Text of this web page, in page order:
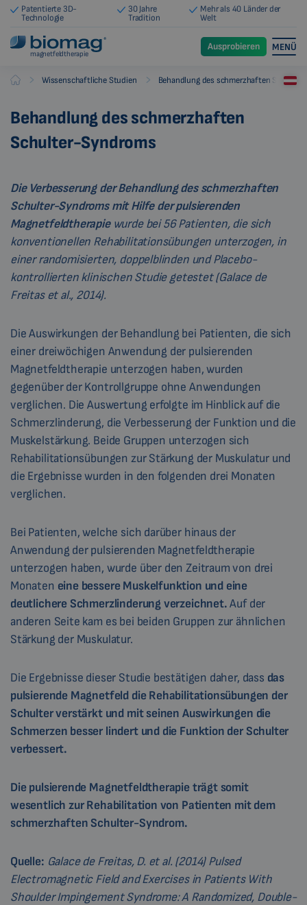
Patentierte 3D-
Technologie
30 Jahre
Tradition
Mehr als 40 Länder der
Welt
magnetfeldtherapie
Ausprobieren MENÜ
Biomag Wissenschaftliche Studien Behandlung des schmerzhaften
Behandlung des schmerzhaften
Schulter-Syndroms
Die Verbesserung der Behandlung des schmerzhaften
Schulter-Syndroms mit Hilfe der pulsierenden
Magnetfeldtherapie wurde bei 56 Patienten, die sich
konventionellen Rehabilitationsübungen unterzogen, in
einer randomisierten, doppelblinden und Placebo-
kontrollierten klinischen Studie getestet (Galace de
Freitas et al., 2014).
Die Auswirkungen der Behandlung bei Patienten, die sich
einer dreiwöchigen Anwendung der pulsierenden
Magnetfeldtherapie unterzogen haben, wurden
gegenüber der Kontrollgruppe ohne Anwendungen
verglichen. Die Auswertung erfolgte im Hinblick auf die
Schmerzlinderung, die Verbesserung der Funktion und die
Muskelstärkung. Beide Gruppen unterzogen sich
Rehabilitationsübungen zur Stärkung der Muskulatur und
die Ergebnisse wurden in den folgenden drei Monaten
verglichen.
Bei Patienten, welche sich darüber hinaus der
Anwendung der pulsierenden Magnetfeldtherapie
unterzogen haben, wurde über den Zeitraum von drei
Monaten eine bessere Muskelfunktion und eine
deutlichere Schmerzlinderung verzeichnet.Auf der
anderen Seite kam es bei beiden Gruppen zur ähnlichen
Stärkung der Muskulatur.
Die Ergebnisse dieser Studie bestätigen daher, dass das
pulsierende Magnetfeld die Rehabilitationsübungen der
Schulter verstärkt und mit seinen Auswirkungen die
Schmerzen besser lindert und die Funktion der Schulter
verbessert.
Die pulsierende Magnetfeldtherapie trägt somit
wesentlich zur Rehabilitation von Patienten mit dem
schmerzhaften Schulter-Syndrom.
Quelle: Galace de Freitas, D. et al. (2014) Pulsed
Electromagnetic Field and Exercises in Patients With
Shoulder Impingement Syndrome: A Randomized, Double-